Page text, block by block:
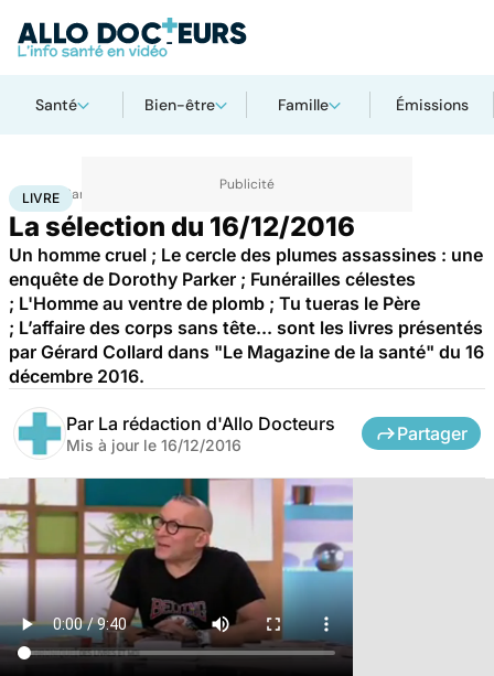
Santé Bien-être Famille Émissions
Accueil Santé
LIVRE
La sélection du 16/12/2016
Un homme cruel ; Le cercle des plumes assassines : une
enquête de Dorothy Parker ; Funérailles célestes
; L'Homme au ventre de plomb ; Tu tueras le Père
; L’affaire des corps sans tête... sont les livres présentés
par Gérard Collard dans "Le Magazine de la santé" du 16
décembre 2016.
Par La rédaction d'Allo Docteurs
Mis à jour le 16/12/2016
Partager